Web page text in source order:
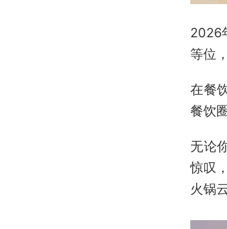
2026
等位
在餐
餐饮
无论
惊叹
火锅